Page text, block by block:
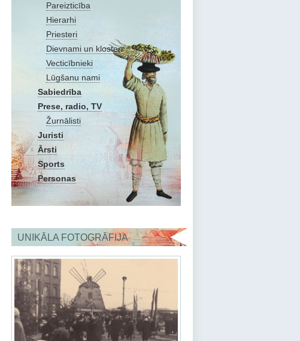
Pareizticība
Hierarhi
Priesteri
Dievnami un klosteri
Vecticībnieki
Lūgšanu nami
Sabiedrība
Prese, radio, TV
Žurnālisti
Juristi
Ārsti
Sports
Personas
UNIKĀLA FOTOGRĀFIJA